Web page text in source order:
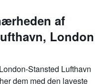
af
London
Stansted Lufthavn
dem med den laveste